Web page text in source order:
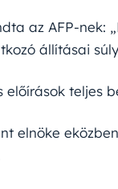
az AFP-nek:
állításai
előírások teljes
elnöke